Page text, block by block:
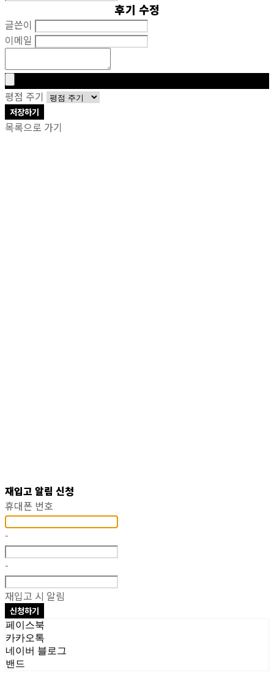
후기 수정
글쓴이
이메일
평점 주기
저장하기
목록으로 가기
재입고 알림 신청
휴대폰 번호
-
-
재입고 시 알림
신청하기
페이스북
카카오톡
네이버 블로그
밴드